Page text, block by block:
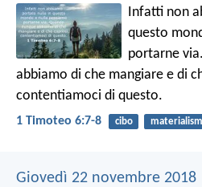
Infatti non
questo
portarne
abbiamo di che mangiare e di
contentiamoci di questo.
1 Timoteo 6:7-8 cibo
Giovedì 22 novembre 2018